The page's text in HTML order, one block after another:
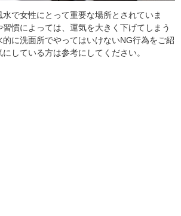
で女性にとって重要な場所とされていま
慣によっては、運気を大きく下げてしまう
に洗面所でやってはいけないNG行為をご紹
している方は参考にしてください。